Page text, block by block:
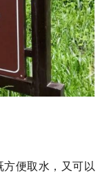
便取水，又可以